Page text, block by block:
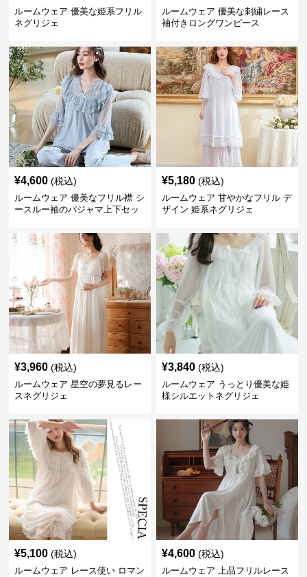
ルームウェア 優美な姫系フリル
ネグリジェ
ルームウェア 優美な刺繍レース
袖付きロングワンピース
¥4,600 (税込)
ルームウェア 優美なフリル襟 シ
ースルー袖のパジャマ上下セッ
¥5,180 (税込)
ルームウェア 甘やかなフリル デ
ザイン 姫系ネグリジェ
¥3,960 (税込)
ルームウェア 星空の夢見るレー
スネグリジェ
¥3,840 (税込)
ルームウェア うっとり優美な姫
様シルエットネグリジェ
¥5,100 (税込)
ルームウェア レース使い ロマン
¥4,600 (税込)
ルームウェア 上品フリルレース